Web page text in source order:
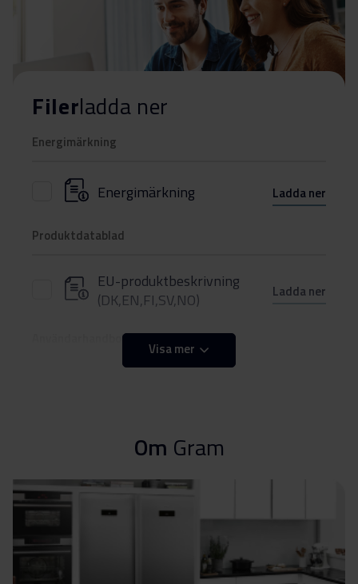
Filerladda ner
Energimärkning
Energimärkning Ladda ner
Produktdatablad
EU-produktbeskrivning
(DK,EN,FI,SV,NO)
Ladda ner
Användarhandbok
Säkerhetsinformation
och varningar (NO)
och varningar (SV)
Säkerhetsinformation
Ladda ner
Visa mer
Om Gram